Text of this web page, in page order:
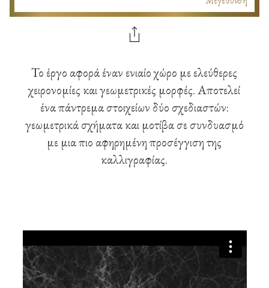
Το έργο αφορά έναν ενιαίο χώρο με ελεύθερες
χειρονομίες και γεωμετρικές μορφές. Αποτελεί
ένα πάντρεμα στοιχείων δύο σχεδιαστών:
γεωμετρικά σχήματα και μοτίβα σε συνδυασμό
με μια πιο αφηρημένη προσέγγιση της
καλλιγραφίας.